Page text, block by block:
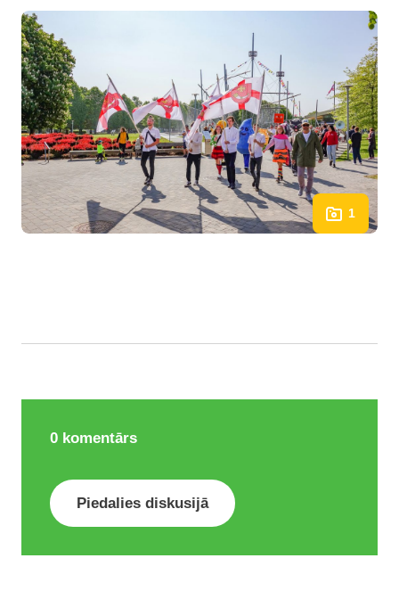
1
0 komentārs
Piedalies diskusijā